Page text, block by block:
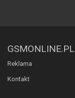
GSMONLINE.PL
Reklama
Kontakt